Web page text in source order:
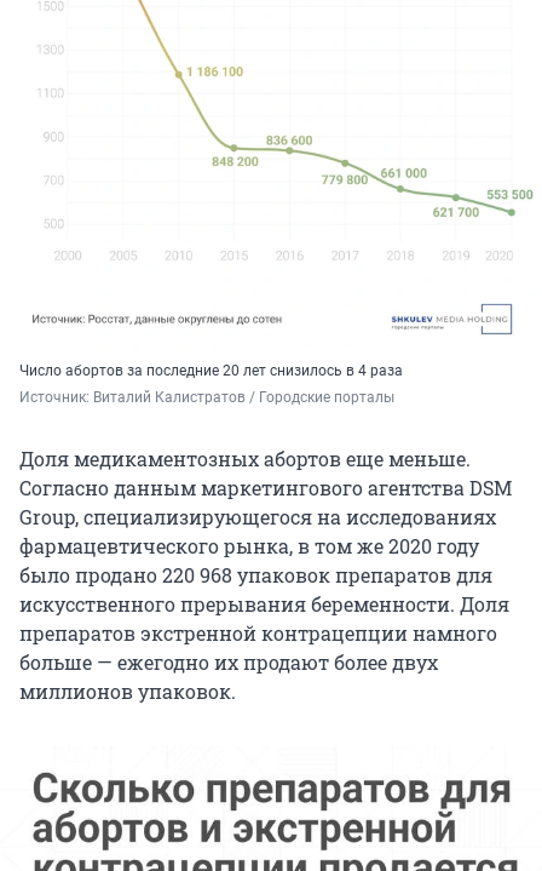
Число абортов за последние 20 лет снизилось в 4 раза
Источник: Виталий Калистратов / Городские порталы
Доля медикаментозных абортов еще меньше.
Согласно данным маркетингового агентства DSM
Group, специализирующегося на исследованиях
фармацевтического рынка, в том же 2020 году
было продано 220 968 упаковок препаратов для
искусственного прерывания беременности. Доля
препаратов экстренной контрацепции намного
больше — ежегодно их продают более двух
миллионов упаковок.